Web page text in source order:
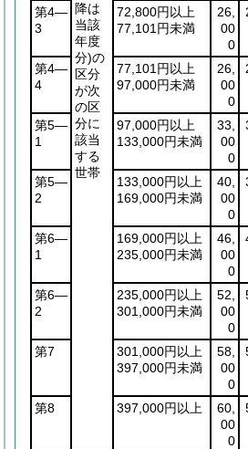
降は
当該
年度
分)の
区分
が次
の区
分に
該当
する
世帯
第4―
3
72,800円以上
77,101円未満
26,
00
0
第4―
4
77,101円以上
97,000円未満
26,
00
0
第5―
1
97,000円以上
133,000円未満
33,
00
0
第5―
2
133,000円以上
169,000円未満
40,
00
0
第6―
1
169,000円以上
235,000円未満
46,
00
0
第6―
2
235,000円以上
301,000円未満
52,
00
0
第7
301,000円以上
397,000円未満
58,
00
0
第8 397,000円以上
60,
00
0